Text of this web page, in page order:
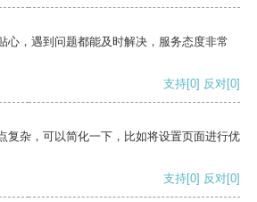
心，遇到问题都能及时解决，服务态度非常
支持[0] 反对[0]
复杂，可以简化一下，比如将设置页面进行优
支持[0] 反对[0]